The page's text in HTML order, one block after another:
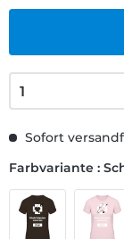
Sofort
Farbvariante :